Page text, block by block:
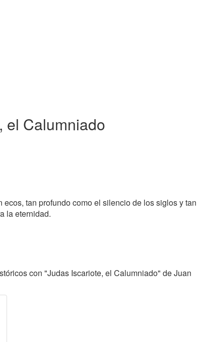
el Calumniado
tan profundo como el silencio de los siglos y tan
la eternidad.
con "Judas Iscariote, el Calumniado" de Juan